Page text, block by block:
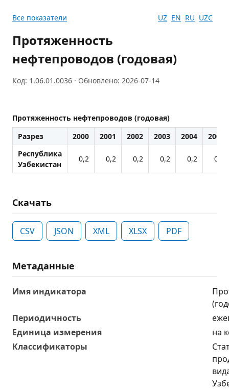
Все показатели UZ EN RU UZC
Протяженность
нефтепроводов (годовая)
Код: 1.06.01.0036 · Обновлено: 2026-07-14
Протяженность нефтепроводов (годовая)
Разрез
2000 2001 2002 2003 2004
2005
Республика
Узбекистан
0,2 0,2 0,2 0,2 0,2 0,2
Скачать
CSV JSON XML XLSX PDF
Метаданные
Имя индикатора
Периодичность
Единица измерения
на
Классификаторы